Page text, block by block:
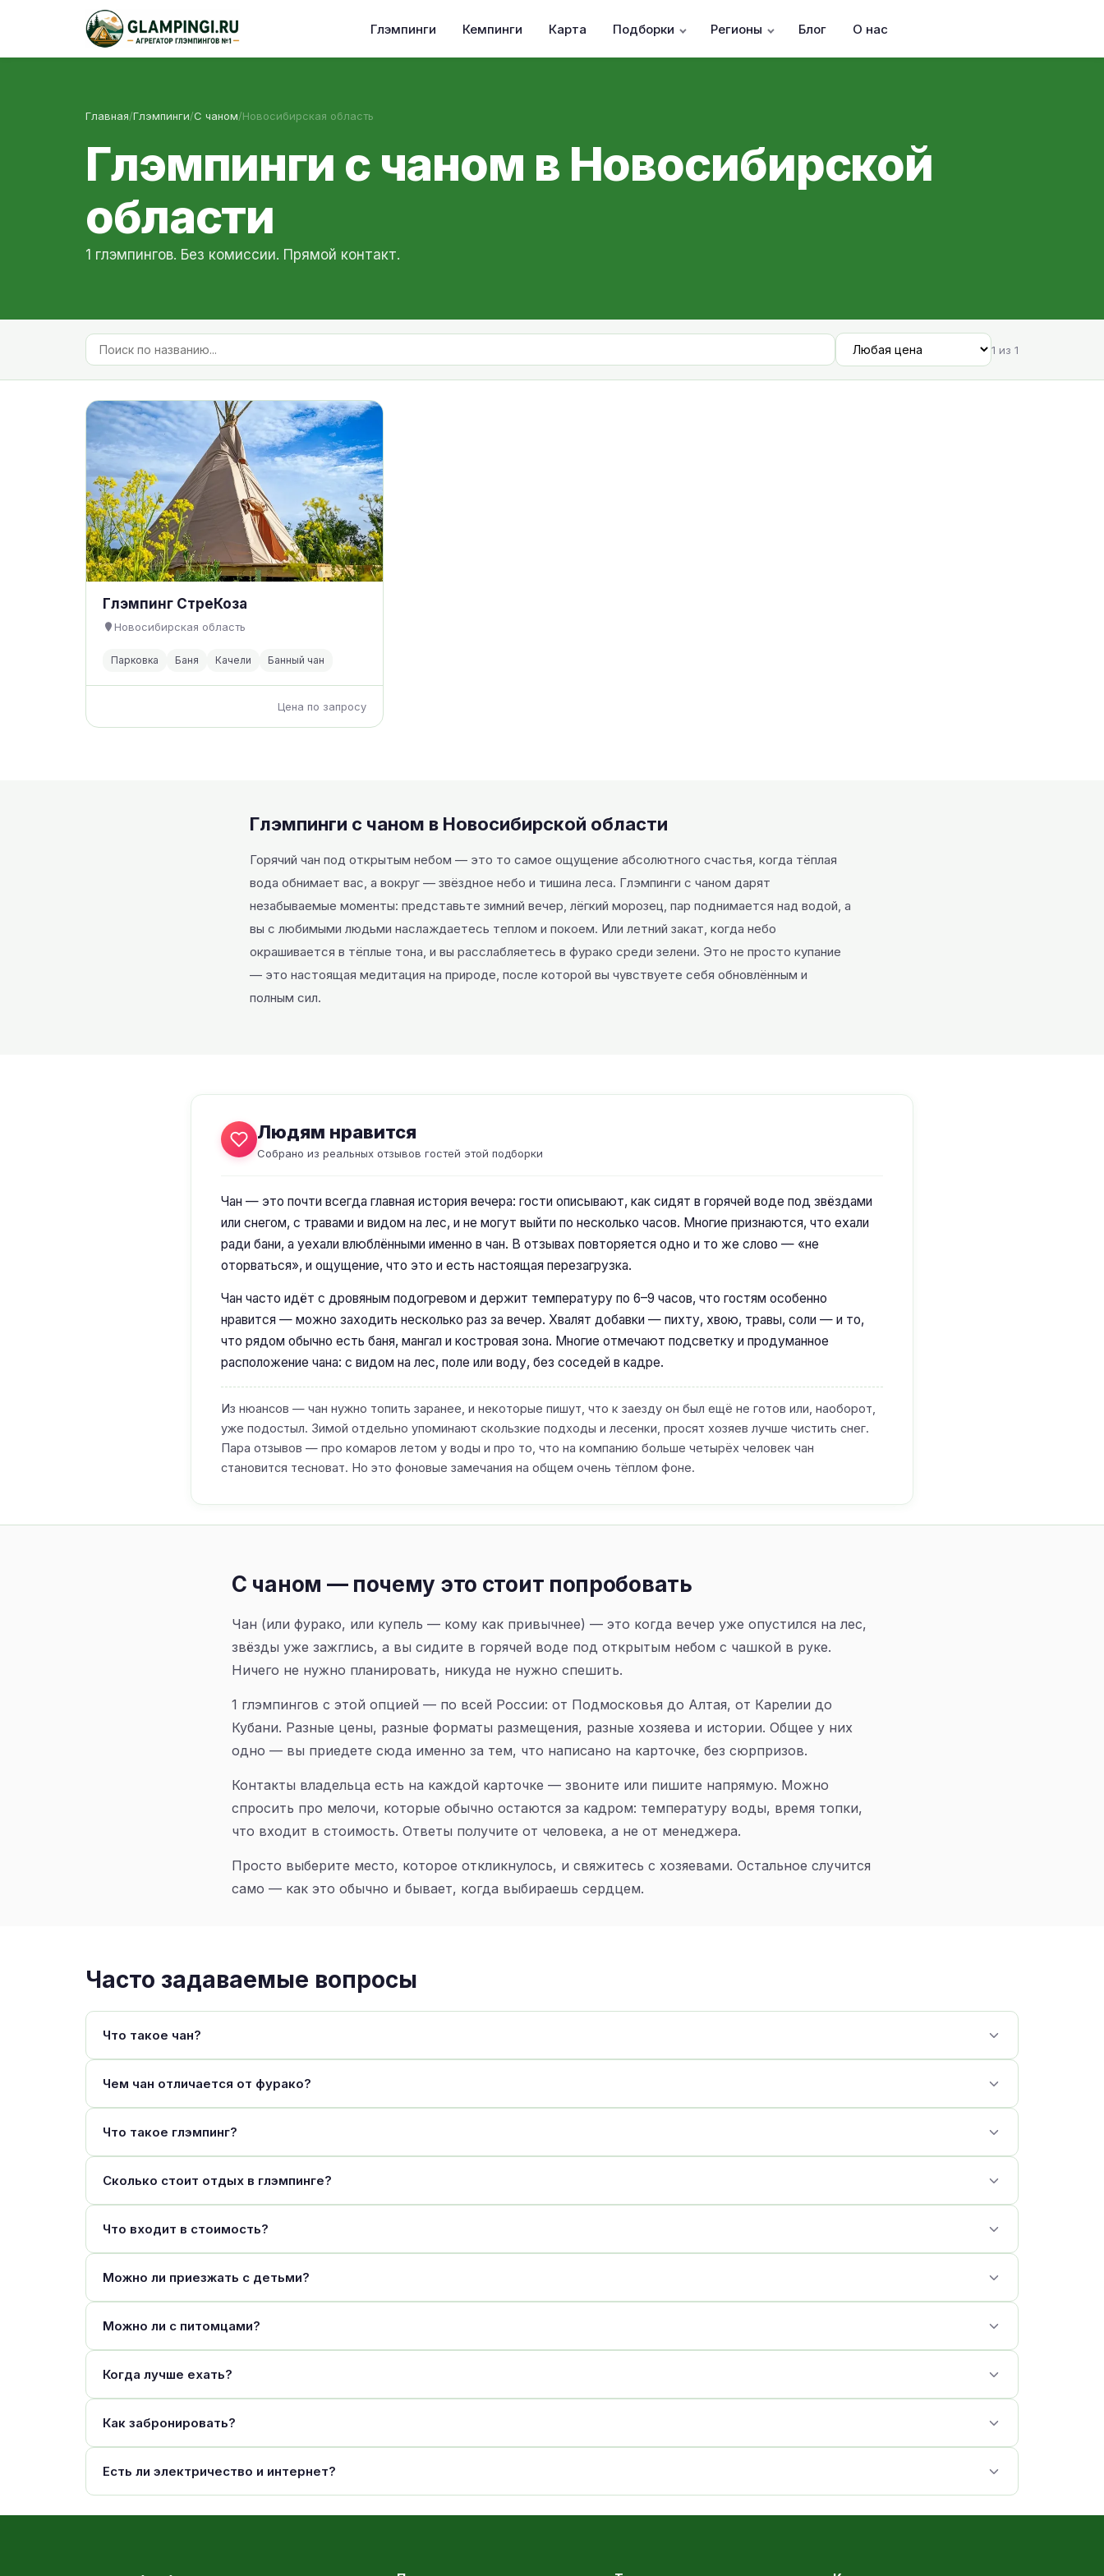
Глэмпинги Кемпинги Карта Подборки Регионы Блог О нас
Главная/Глэмпинги/С чаном/Новосибирская область
Глэмпинги с чаном в Новосибирской
области
1 глэмпингов. Без комиссии. Прямой контакт.
1 из 1
Глэмпинг СтреКоза
Новосибирская область
Парковка Баня Качели Банный чан
Цена по запросу
Глэмпинги с чаном в Новосибирской области
Горячий чан под открытым небом — это то самое ощущение абсолютного счастья, когда тёплая
вода обнимает вас, а вокруг — звёздное небо и тишина леса. Глэмпинги с чаном дарят
незабываемые моменты: представьте зимний вечер, лёгкий морозец, пар поднимается над водой, а
вы с любимыми людьми наслаждаетесь теплом и покоем. Или летний закат, когда небо
окрашивается в тёплые тона, и вы расслабляетесь в фурако среди зелени. Это не просто купание
— это настоящая медитация на природе, после которой вы чувствуете себя обновлённым и
полным сил.
Людям нравится
Собрано из реальных отзывов гостей этой подборки
Чан — это почти всегда главная история вечера: гости описывают, как сидят в горячей воде под звёздами
или снегом, с травами и видом на лес, и не могут выйти по несколько часов. Многие признаются, что ехали
ради бани, а уехали влюблёнными именно в чан. В отзывах повторяется одно и то же слово — «не
оторваться», и ощущение, что это и есть настоящая перезагрузка.
Чан часто идёт с дровяным подогревом и держит температуру по 6–9 часов, что гостям особенно
нравится — можно заходить несколько раз за вечер. Хвалят добавки — пихту, хвою, травы, соли — и то,
что рядом обычно есть баня, мангал и костровая зона. Многие отмечают подсветку и продуманное
расположение чана: с видом на лес, поле или воду, без соседей в кадре.
Из нюансов — чан нужно топить заранее, и некоторые пишут, что к заезду он был ещё не готов или, наоборот,
уже подостыл. Зимой отдельно упоминают скользкие подходы и лесенки, просят хозяев лучше чистить снег.
Пара отзывов — про комаров летом у воды и про то, что на компанию больше четырёх человек чан
становится тесноват. Но это фоновые замечания на общем очень тёплом фоне.
С чаном — почему это стоит попробовать
Чан (или фурако, или купель — кому как привычнее) — это когда вечер уже опустился на лес,
звёзды уже зажглись, а вы сидите в горячей воде под открытым небом с чашкой в руке.
Ничего не нужно планировать, никуда не нужно спешить.
1 глэмпингов с этой опцией — по всей России: от Подмосковья до Алтая, от Карелии до
Кубани. Разные цены, разные форматы размещения, разные хозяева и истории. Общее у них
одно — вы приедете сюда именно за тем, что написано на карточке, без сюрпризов.
Контакты владельца есть на каждой карточке — звоните или пишите напрямую. Можно
спросить про мелочи, которые обычно остаются за кадром: температуру воды, время топки,
что входит в стоимость. Ответы получите от человека, а не от менеджера.
Просто выберите место, которое откликнулось, и свяжитесь с хозяевами. Остальное случится
само — как это обычно и бывает, когда выбираешь сердцем.
Часто задаваемые вопросы
Что такое чан?
Чем чан отличается от фурако?
Что такое глэмпинг?
Сколько стоит отдых в глэмпинге?
Что входит в стоимость?
Можно ли приезжать с детьми?
Можно ли с питомцами?
Когда лучше ехать?
Как забронировать?
Есть ли электричество и интернет?